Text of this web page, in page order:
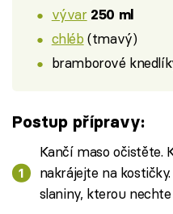
vývar 250 ml
chléb (tmavý)
bramborové
Postup přípravy:
Kančí maso očistěte.
nakrájejte na
slaniny, kterou